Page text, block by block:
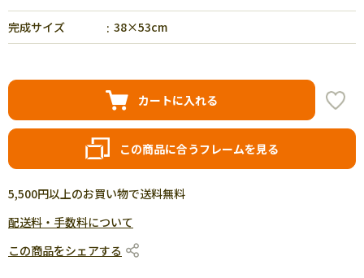
完成サイズ 38×53cm
カートに入れる
この商品に合うフレームを見る
5,500円以上のお買い物で送料無料
配送料・手数料について
この商品をシェアする